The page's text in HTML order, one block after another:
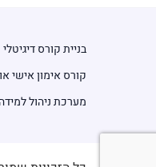
בניית קורס דיגיטלי
קורס אימון אישי
מערכת ניהול למידה